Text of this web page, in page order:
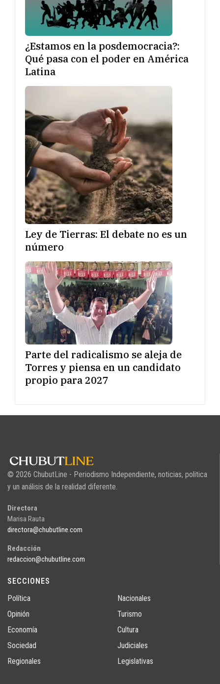
¿Estamos en la posdemocracia?:
Qué pasa con el poder en América
Latina
Ley de Tierras: El debate no es un
número
Parte del radicalismo se aleja de
Torres y piensa en un candidato
propio para 2027
© 2026 ChubutLine - Periodismo Independiente, noticias, politica
y un análisis de la realidad diferente.
Directora
Marisa Rauta
directora@chubutline.com
Redacción
redaccion@chubutline.com
SECCIONES
Política
Opinión
Economía
Sociedad
Regionales
Nacionales
Turismo
Cultura
Judiciales
Legislativas